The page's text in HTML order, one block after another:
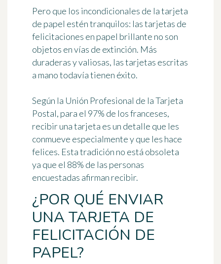
Pero que los incondicionales de la tarjeta
de papel estén tranquilos: las tarjetas de
felicitaciones en papel brillante no son
objetos en vías de extinción. Más
duraderas y valiosas, las tarjetas escritas
a mano todavía tienen éxito.
Según la Unión Profesional de la Tarjeta
Postal, para el 97% de los franceses,
recibir una tarjeta es un detalle que les
conmueve especialmentey que les hace
felices. Esta tradición no está obsoleta
ya que el 88% de las personas
encuestadas afirman recibir.
¿POR QUÉ ENVIAR
UNA TARJETA DE
FELICITACIÓN DE
PAPEL?